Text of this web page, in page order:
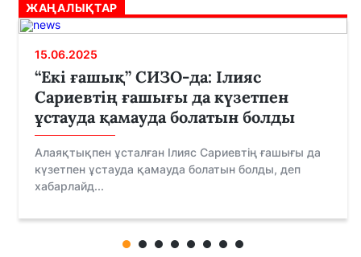
ЖАҢАЛЫҚТАР
15.06.2025
“Екі ғашық” СИЗО-да: Ілияс
Сариевтің ғашығы да күзетпен
ұстауда қамауда болатын болды
Алаяқтықпен ұсталған Ілияс Сариевтің ғашығы да
күзетпен ұстауда қамауда болатын болды, деп
хабарлайд...